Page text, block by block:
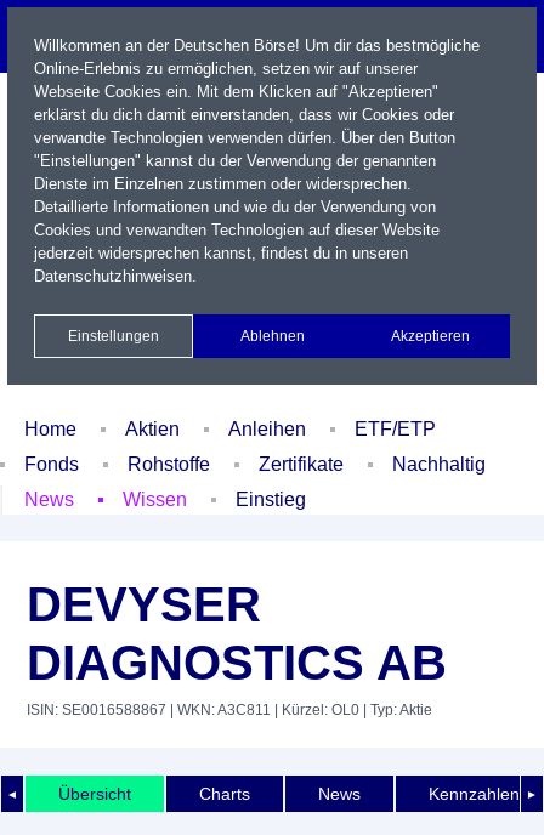
Name / WKN / ISIN / Kürzel
Xetra Realtime
Watchlist Portfolio Login
Home Aktien Anleihen
ETF/ETP
Fonds
Rohstoffe Zertifikate
Nachhaltig
News
Wissen Einstieg
DEVYSER
DIAGNOSTICS AB
ISIN: SE0016588867 | WKN: A3C811 | Kürzel: OL0 | Typ: Aktie
◄ ►
Übersicht Charts News Kennzahlen
Willkommen an der Deutschen Börse! Um dir das bestmögliche
Online-Erlebnis zu ermöglichen, setzen wir auf unserer
Webseite Cookies ein. Mit dem Klicken auf "Akzeptieren"
erklärst du dich damit einverstanden, dass wir Cookies oder
verwandte Technologien verwenden dürfen. Über den Button
"Einstellungen" kannst du der Verwendung der genannten
Dienste im Einzelnen zustimmen oder widersprechen.
Detaillierte Informationen und wie du der Verwendung von
Cookies und verwandten Technologien auf dieser Website
jederzeit widersprechen kannst, findest du in unseren
Datenschutzhinweisen.
Einstellungen Ablehnen Akzeptieren